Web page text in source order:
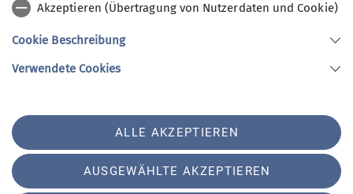
Sektion Vierseenland des Deutschen Alpenvereins e.V.
Hauptstraße 42
82229 Seefeld
Telefon +4981529839280
Akzeptieren (Übertragung von Nutzerdaten und Cookie)
Cookie Beschreibung
Verwendete Cookies
ALLE AKZEPTIEREN
AUSGEWÄHLTE AKZEPTIEREN